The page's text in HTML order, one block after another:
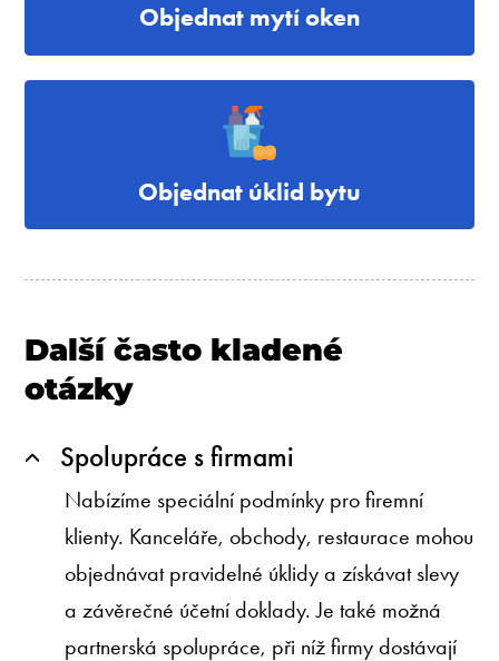
Objednat mytí oken
Objednat úklid bytu
Další často kladené
otázky
Spolupráce s firmami
Nabízíme speciální podmínky pro firemní
klienty. Kanceláře, obchody, restaurace mohou
objednávat pravidelné úklidy a získávat slevy
a závěrečné účetní doklady. Je také možná
partnerská spolupráce, při níž firmy dostávají